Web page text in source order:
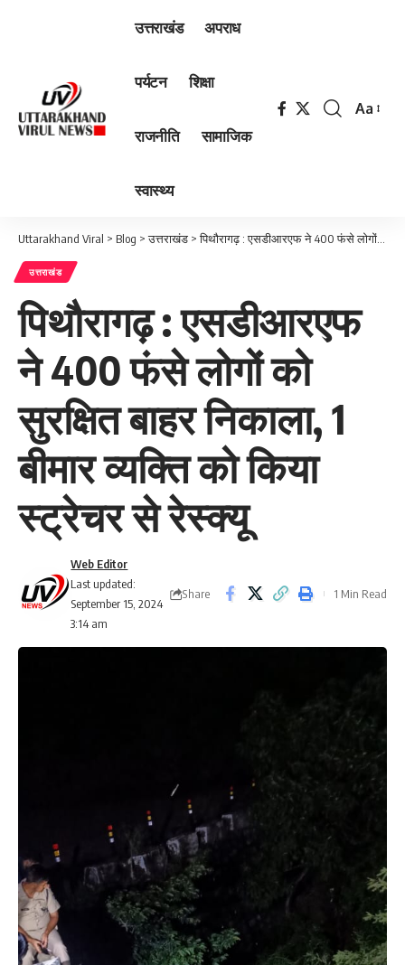
उत्तराखंड अपराध
पर्यटन शिक्षा
राजनीति सामाजिक
स्वास्थ्य
Font
Aa
Uttarakhand Viral > Blog >उत्तराखंड >पिथौरागढ़ : एसडीआरएफ ने 400 फंसे लोगों को सुरक्षित बाहर निकाला, 1 बीमार व्यक्ति को किया स्ट्रेचर से रेस्क्यू
उत्तराखंड
पिथौरागढ़ : एसडीआरएफ
ने 400 फंसे लोगों को
सुरक्षित बाहर निकाला, 1
बीमार व्यक्ति को किया
स्ट्रेचर से रेस्क्यू
Last updated:
September 15, 2024
3:14 am
Web Editor
Share 1 Min Read